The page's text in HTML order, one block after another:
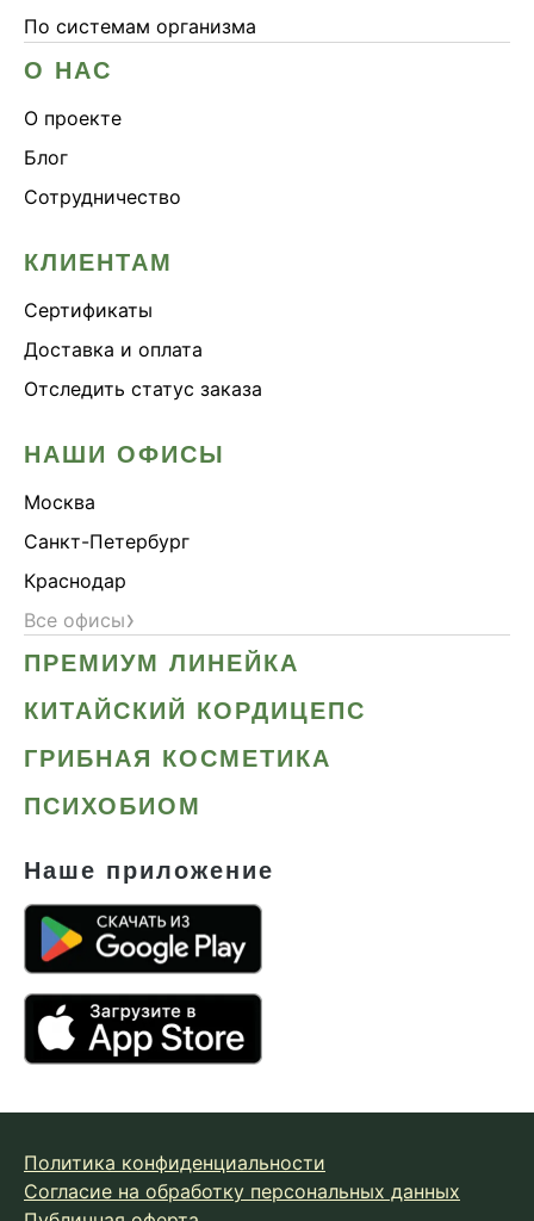
По системам организма
О НАС
О проекте
Блог
Сотрудничество
КЛИЕНТАМ
Сертификаты
Доставка и оплата
Отследить статус заказа
НАШИ ОФИСЫ
Москва
Санкт-Петербург
Краснодар
Все офисы›
ПРЕМИУМ ЛИНЕЙКА
КИТАЙСКИЙ КОРДИЦЕПС
ГРИБНАЯ КОСМЕТИКА
ПСИХОБИОМ
Наше приложение
Политика конфиденциальности
Согласие на обработку персональных данных